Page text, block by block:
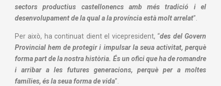
sectors productius castellonencs amb més tradició i el
desenvolupament de la qual a la província està molt arrelat”.
Per això, ha continuat dient el vicepresident, “des del Govern
Provincial hem de protegir i impulsar la seua activitat, perquè
forma part de la nostra història. És un ofici que ha de romandre
i arribar a les futures generacions, perquè per a moltes
famílies, és la seua forma de vida”.